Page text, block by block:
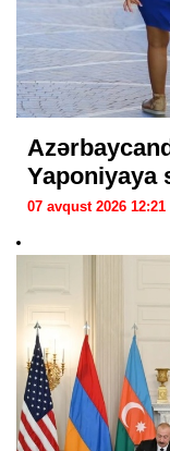
Yaponiyaya
07 avqust 2026 12:21